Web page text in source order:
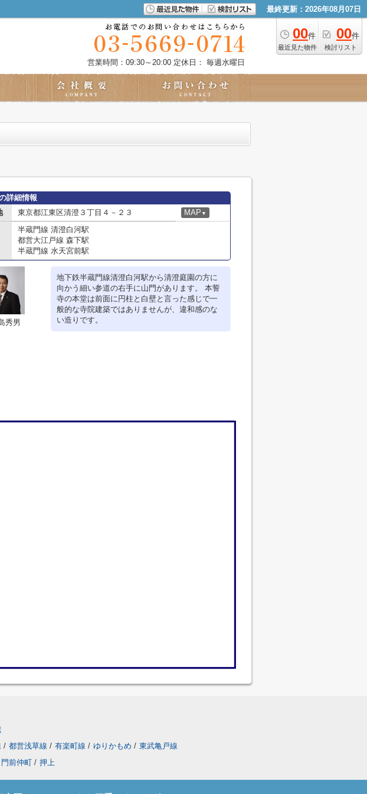
最終更新：2026年08月07日
00件
最近見た物件
00件
検討リスト
営業時間：09:30～20:00 定休日： 毎週水曜日
詳細情報
東京都江東区清澄３丁目４－２３ MAP ▼
半蔵門線 清澄白河駅
都営大江戸線 森下駅
半蔵門線 水天宮前駅
秀男
地下鉄半蔵門線清澄白河駅から清澄庭園の方に
向かう細い参道の右手に山門があります。 本誓
寺の本堂は前面に円柱と白壁と言った感じで一
般的な寺院建築ではありませんが、違和感のな
い造りです。
/ 都営浅草線 / 有楽町線 / ゆりかもめ / 東武亀戸線
門前仲町 / 押上